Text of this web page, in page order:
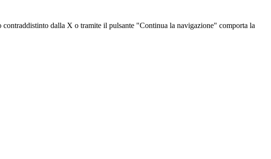
dalla X o tramite il pulsante "Continua la navigazione" comporta la